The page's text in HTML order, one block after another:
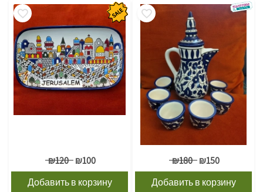
₪120 ₪100
Добавить в корзину
₪180 ₪150
Добавить в корзину